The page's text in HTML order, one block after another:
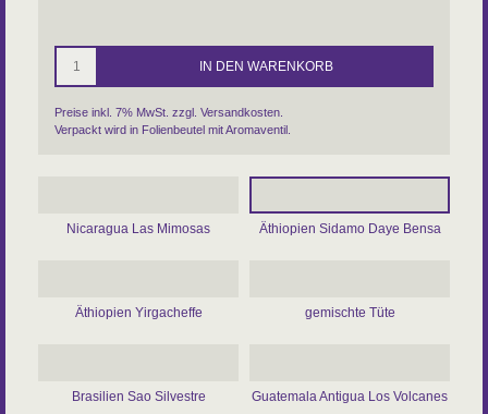
Preise inkl. 7% MwSt. zzgl. Versandkosten
Verpackt wird in Folienbeutel mit Aromaventil.
Nicaragua Las Mimosas Äthiopien Sidamo Daye Bensa
Äthiopien Yirgacheffe gemischte Tüte
Brasilien Sao Silvestre Guatemala Antigua Los Volcanes